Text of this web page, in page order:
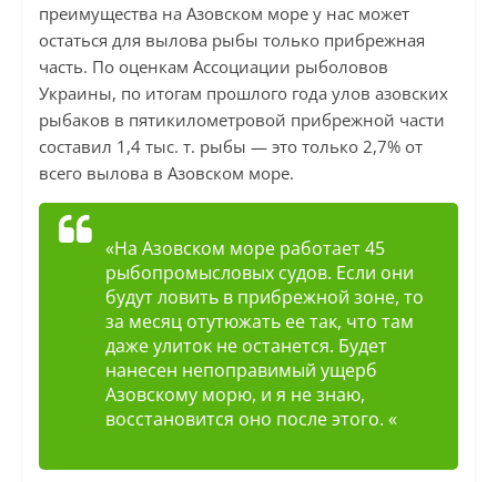
преимущества на Азовском море у нас может
остаться для вылова рыбы только прибрежная
часть. По оценкам Ассоциации рыболовов
Украины, по итогам прошлого года улов азовских
рыбаков в пятикилометровой прибрежной части
составил 1,4 тыс. т. рыбы — это только 2,7% от
всего вылова в Азовском море.
«На Азовском море работает 45
рыбопромысловых судов. Если они
будут ловить в прибрежной зоне, то
за месяц отутюжать ее так, что там
даже улиток не останется. Будет
нанесен непоправимый ущерб
Азовскому морю, и я не знаю,
восстановится оно после этого. «